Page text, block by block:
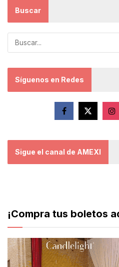
Buscar
Síguenos en Redes
Sigue el canal de AMEXI
¡Compra tus boletos